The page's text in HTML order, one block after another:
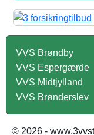
VVS Brøndby
VVS Espergærde
VVS Midtjylland
VVS Brønderslev
© 2026 -